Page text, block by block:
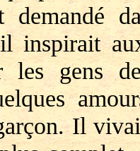
inspirait
les gens
Il